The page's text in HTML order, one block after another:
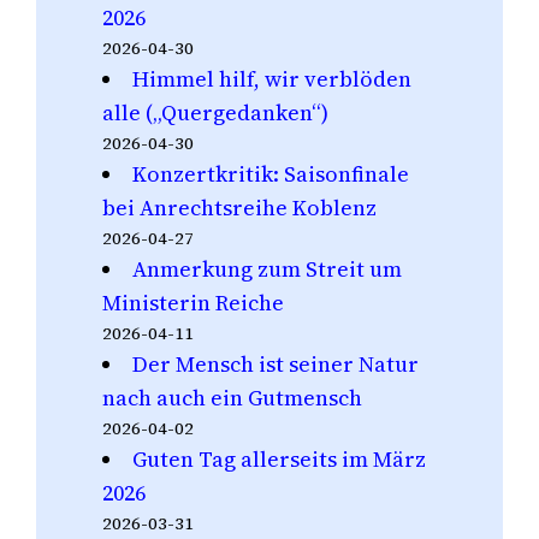
2026
2026-04-30
Himmel hilf, wir verblöden
alle („Quergedanken“)
2026-04-30
Konzertkritik: Saisonfinale
bei Anrechtsreihe Koblenz
2026-04-27
Anmerkung zum Streit um
Ministerin Reiche
2026-04-11
Der Mensch ist seiner Natur
nach auch ein Gutmensch
2026-04-02
Guten Tag allerseits im März
2026
2026-03-31